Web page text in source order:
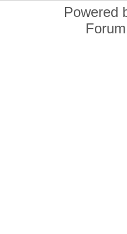
Powered